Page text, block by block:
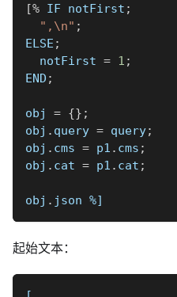
[% IF notFirst ;
",\n" ;
ELSE ;
  notFirst
= 1 ;
END ;
obj = {} ;
obj . query = query;
obj . cms = p1 . cms ;
obj . cat = p1 . cat ;
obj . json %]
起始文本：